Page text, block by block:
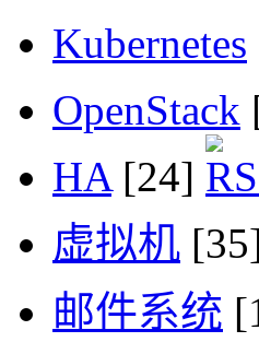
Kubernetes
OpenStack
HA[24]
虚拟机
邮件系统